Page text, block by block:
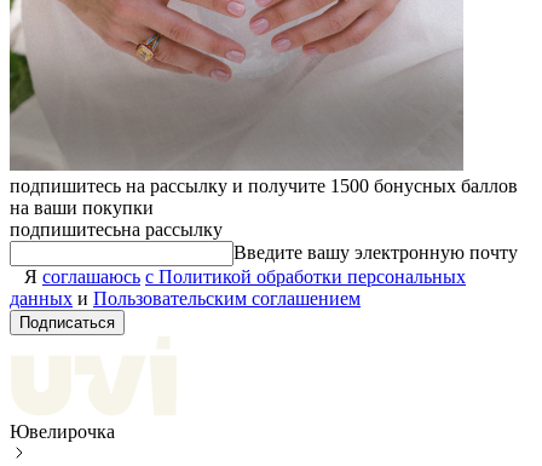
подпишитесь на рассылку и получите 1500 бонусных баллов
на ваши покупки
подпишитесьна рассылку
Введите вашу электронную почту
Я соглашаюсь с Политикой обработки персональных
данных и Пользовательским соглашением
Подписаться
Ювелирочка